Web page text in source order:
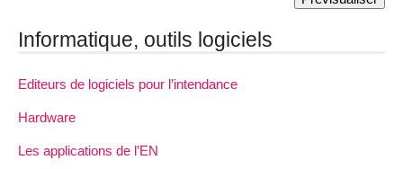
Informatique, outils logiciels
Editeurs de logiciels pour l’intendance
Hardware
Les applications de l’EN